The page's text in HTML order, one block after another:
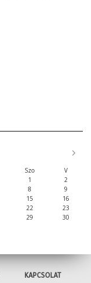
Szo
V
1
2
8
9
15
16
22
23
29
30
KAPCSOLAT